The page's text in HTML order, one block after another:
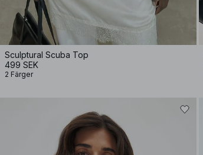
Sculptural Scuba Top
499 SEK
2 Färger